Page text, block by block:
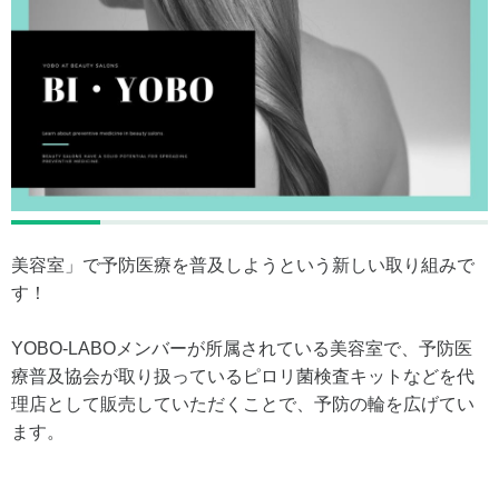
美容室」で予防医療を普及しようという新しい取り組みで
す！
YOBO-LABOメンバーが所属されている美容室で、予防医
療普及協会が取り扱っているピロリ菌検査キットなどを代
理店として販売していただくことで、予防の輪を広げてい
ます。